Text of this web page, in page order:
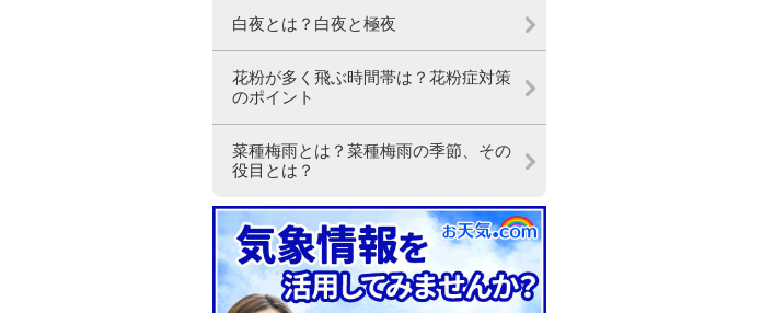
白夜とは？白夜と極夜
花粉が多く飛ぶ時間帯は？花粉症対策
のポイント
菜種梅雨とは？菜種梅雨の季節、その
役目とは？